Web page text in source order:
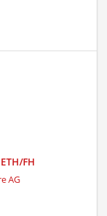
FH
AG